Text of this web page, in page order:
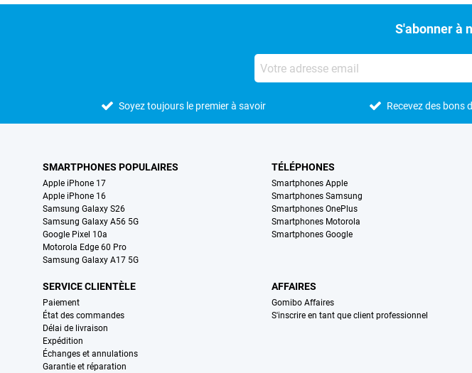
S'abonner à
Soyez toujours le premier à savoir Recevez des bons
SMARTPHONES POPULAIRES
Apple iPhone 17
Apple iPhone 16
Samsung Galaxy S26
Samsung Galaxy A56 5G
Google Pixel 10a
Motorola Edge 60 Pro
Samsung Galaxy A17 5G
TÉLÉPHONES
Smartphones Apple
Smartphones Samsung
Smartphones OnePlus
Smartphones Motorola
Smartphones Google
SERVICE CLIENTÈLE
Paiement
État des commandes
Délai de livraison
Expédition
Échanges et annulations
Garantie et réparation
AFFAIRES
Gomibo Affaires
S'inscrire en tant que client professionnel